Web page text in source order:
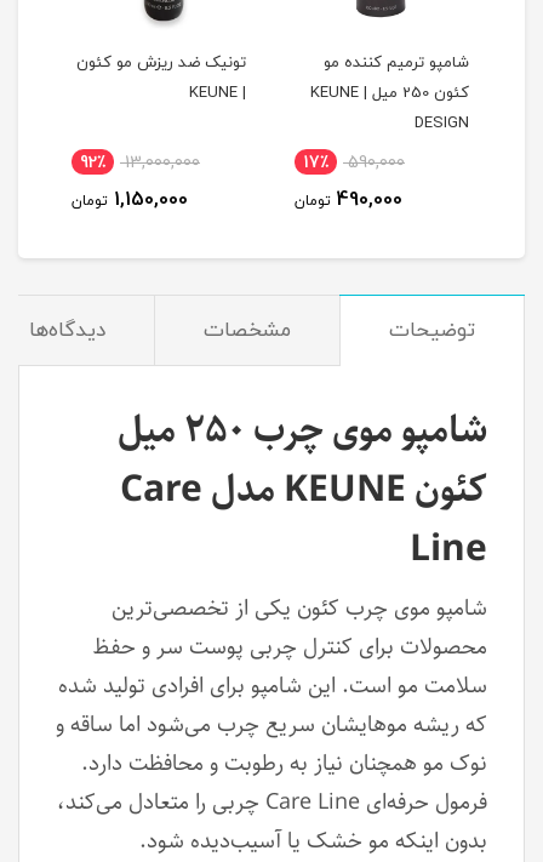
شامپو ترمیم کننده مو
کئون 250 میل | KEUNE
DESIGN
590,000 17٪
490,000 تومان
تونیک ضد ریزش مو کئون
| KEUNE
13,000,000 92٪
1,150,000 تومان
توضیحات مشخصات دیدگاه‌ها
شامپو موی چرب ۲۵۰ میل
کئون KEUNE مدل Care
Line
شامپو موی چرب کئون یکی از تخصصی‌ترین
محصولات برای کنترل چربی پوست سر و حفظ
سلامت مو است. این شامپو برای افرادی تولید شده
که ریشه موهایشان سریع چرب می‌شود اما ساقه و
نوک مو همچنان نیاز به رطوبت و محافظت دارد.
فرمول حرفه‌ای Care Line چربی را متعادل می‌کند،
بدون اینکه مو خشک یا آسیب‌دیده شود.